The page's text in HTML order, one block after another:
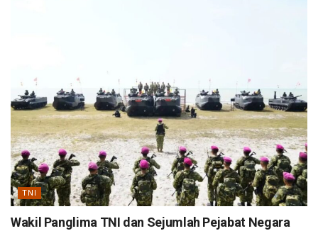
TNI
Wakil Panglima TNI dan Sejumlah Pejabat Negara